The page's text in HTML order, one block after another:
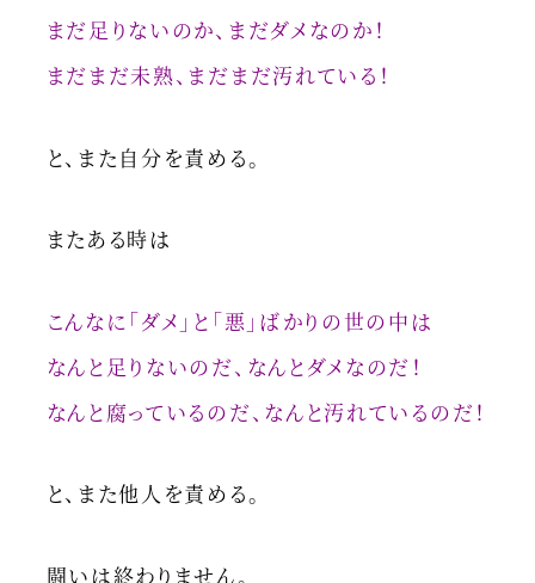
まだ足りないのか、まだダメなのか！
まだまだ未熟、まだまだ汚れている！
と、また自分を責める。
またある時は
こんなに「ダメ」と「悪」ばかりの世の中は
なんと足りないのだ、なんとダメなのだ！
なんと腐っているのだ、なんと汚れているのだ！
と、また他人を責める。
闘いは終わりません。